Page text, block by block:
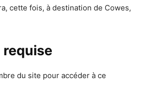
cette fois, à destination de Cowes,
du site pour accéder à ce